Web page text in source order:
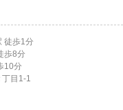
徒歩1分
歩8分
10分
丁目1-1